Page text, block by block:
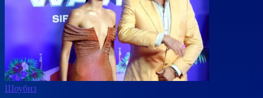
Шоубиз